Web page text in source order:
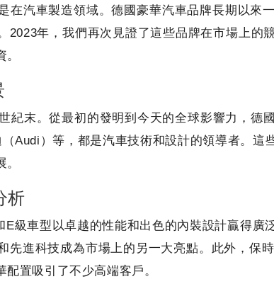
汽車製造領域。德國豪華汽車品牌長期以來
2023年，我們再次見證了這些品牌在市場上的
紀末。從最初的發明到今天的全球影響力，德
Audi）等，都是汽車技術和設計的領導者。這
析
級車型以卓越的性能和出色的內裝設計贏得廣
先進科技成為市場上的另一大亮點。此外，保
置吸引了不少高端客戶。